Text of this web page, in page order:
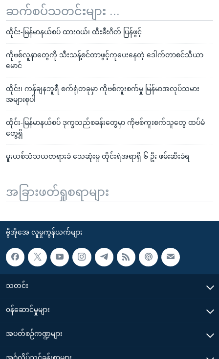
ဆက်စပ်သတင်းများ ...
ထိုင်း-မြန်မာနယ်စပ် ထားဝယ်၊ ထီးခီးဂိတ် ပြန်ဖွင့်
ကိုဗစ်လူနာတွေကို သီးသန့်စင်တာဖွင့်ကုပေးနေတဲ့ ဒေါက်တာစင်သီယာ
မောင်
ထိုင်း၊ ကန်ချနဘူရီ စက်ရုံတခုမှာ ကိုဗစ်ကူးစက်မှု မြန်မာအလုပ်သမား
အများစုပါ
ထိုင်း-မြန်မာနယ်စပ် ဒုက္ခသည်စခန်းတွေမှာ ကိုဗစ်ကူးစက်သူတွေ ထပ်မံ
တွေ့ရှိ
မူးယစ်သံသယတရားခံ သေဆုံးမှု ထိုင်းရဲအရာရှိ ၆ ဦး ဖမ်းဆီးခံရ
အခြားဖတ်ရှုစရာများ
ဗွီအိုအေ လူမှုကွန်ယက်များ
သတင်း
၀န်ဆောင်မှုများ
အပတ်စဉ်ကဏ္ဍများ